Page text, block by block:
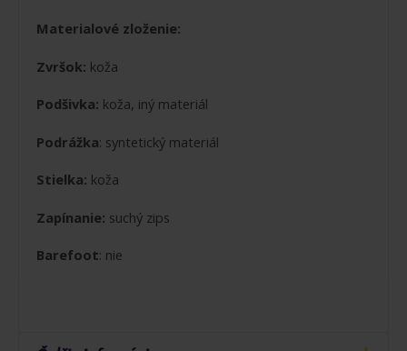
Materialové zloženie:
Zvršok: koža
Podšivka: koža, iný materiál
Podrážka: syntetický materiál
Stielka: koža
Zapínanie: suchý zips
Barefoot: nie